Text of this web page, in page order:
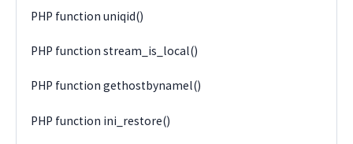
PHP function uniqid()
PHP function stream_is_local()
PHP function gethostbynamel()
PHP function ini_restore()